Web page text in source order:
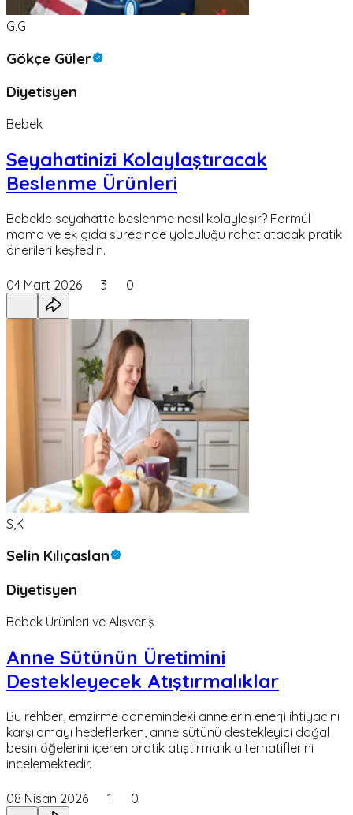
G,G
Gökçe Güler
Diyetisyen
Bebek
Seyahatinizi Kolaylaştıracak
Beslenme Ürünleri
Bebekle seyahatte beslenme nasıl kolaylaşır? Formül
mama ve ek gıda sürecinde yolculuğu rahatlatacak pratik
önerileri keşfedin.
04 Mart 2026 3 0
S,K
Selin Kılıçaslan
Diyetisyen
Bebek Ürünleri ve Alışveriş
Anne Sütünün Üretimini
Destekleyecek Atıştırmalıklar
Bu rehber, emzirme dönemindeki annelerin enerji ihtiyacını
karşılamayı hedeflerken, anne sütünü destekleyici doğal
besin öğelerini içeren pratik atıştırmalık alternatiflerini
incelemektedir.
08 Nisan 2026 1 0